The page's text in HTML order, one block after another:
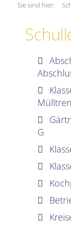
Sie sind hier:
G